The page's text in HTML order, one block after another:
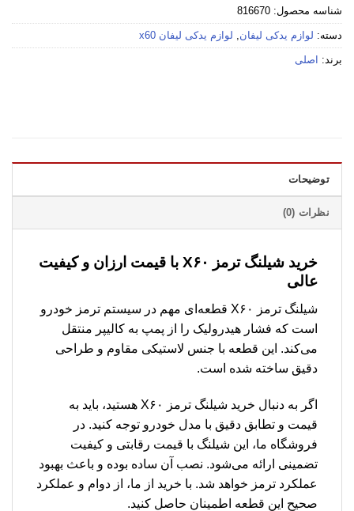
شناسه محصول: 816670
دسته: لوازم یدکی لیفان, لوازم یدکی لیفان x60
برند: اصلی
توضیحات
نظرات (0)
خرید شیلنگ ترمز X۶۰ با قیمت ارزان و کیفیت
عالی
شیلنگ ترمز X۶۰ قطعه‌ای مهم در سیستم ترمز خودرو
است که فشار هیدرولیک را از پمپ به کالیپر منتقل
می‌کند. این قطعه با جنس لاستیکی مقاوم و طراحی
دقیق ساخته شده است.
اگر به دنبال خرید شیلنگ ترمز X۶۰ هستید، باید به
قیمت و تطابق دقیق با مدل خودرو توجه کنید. در
فروشگاه ما، این شیلنگ با قیمت رقابتی و کیفیت
تضمینی ارائه می‌شود. نصب آن ساده بوده و باعث بهبود
عملکرد ترمز خواهد شد. با خرید از ما، از دوام و عملکرد
صحیح این قطعه اطمینان حاصل کنید.